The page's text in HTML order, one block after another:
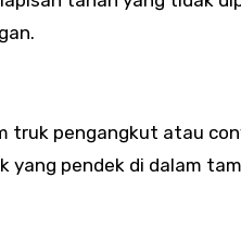
truk pengangkut atau
yang pendek di dalam